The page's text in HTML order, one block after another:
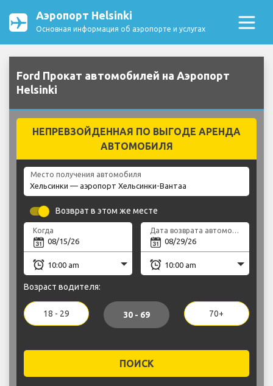
Аэропорт Helsinki
Основная информация об аэропорте и услугах
Ford Прокат автомобилей на Аэропорт
Helsinki
НЕПРЕВЗОЙДЕННАЯ ПО ВЫГОДЕ АРЕНДА
АВТОМОБИЛЯ
Место получения автомобиля
Возврат в этом же месте
Когда Дата возврата автомобиля
Возраст водителя:
18 - 29 30 - 69 70+
ПОИСК